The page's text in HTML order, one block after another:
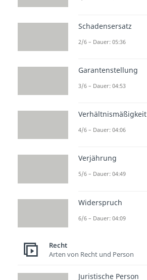
Schadensersatz
2/6 – Dauer: 05:36
Garantenstellung
3/6 – Dauer: 04:53
Verhältnismäßigkeit
4/6 – Dauer: 04:06
Verjährung
5/6 – Dauer: 04:49
Widerspruch
6/6 – Dauer: 04:09
Recht
Arten von Recht und Person
Juristische Person